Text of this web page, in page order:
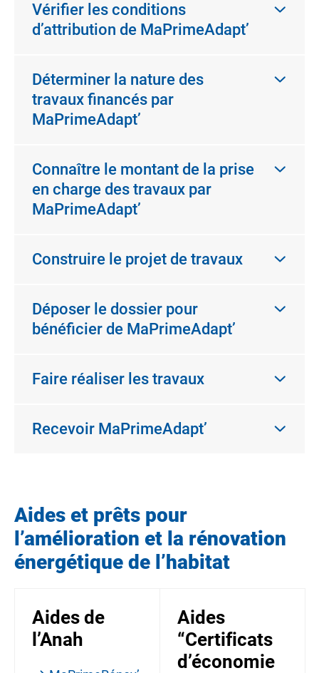
Vérifier les conditions
d’attribution de MaPrimeAdapt’
Déterminer la nature des
travaux financés par
MaPrimeAdapt’
Connaître le montant de la prise
en charge des travaux par
MaPrimeAdapt’
Construire le projet de travaux
Déposer le dossier pour
bénéficier de MaPrimeAdapt’
Faire réaliser les travaux
Recevoir MaPrimeAdapt’
Aides et prêts pour
l’amélioration et la rénovation
énergétique de l’habitat
Aides de
l’Anah
Aides
“Certificats
d’économie